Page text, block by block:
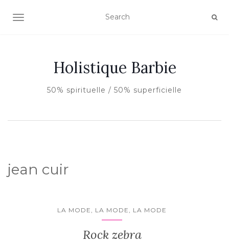
AFFICHER/MASQUER LA NAVIGATION
Holistique Barbie
50% spirituelle / 50% superficielle
jean cuir
LA MODE, LA MODE, LA MODE
Rock zebra